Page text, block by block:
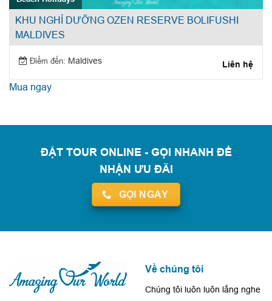
KHU NGHỈ DƯỠNG OZEN RESERVE BOLIFUSHI
MALDIVES
Điểm đến: Maldives Liên hệ
Mua ngay
ĐẶT TOUR ONLINE - GỌI NHANH ĐỂ
NHẬN ƯU ĐÃI
GỌI NGAY
Về chúng tôi
Chúng tôi luôn luôn lắng nghe